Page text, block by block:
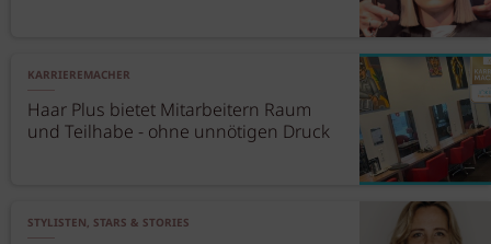
KARRIEREMACHER
Haar Plus bietet Mitarbeitern Raum
und Teilhabe - ohne unnötigen Druck
STYLISTEN, STARS & STORIES